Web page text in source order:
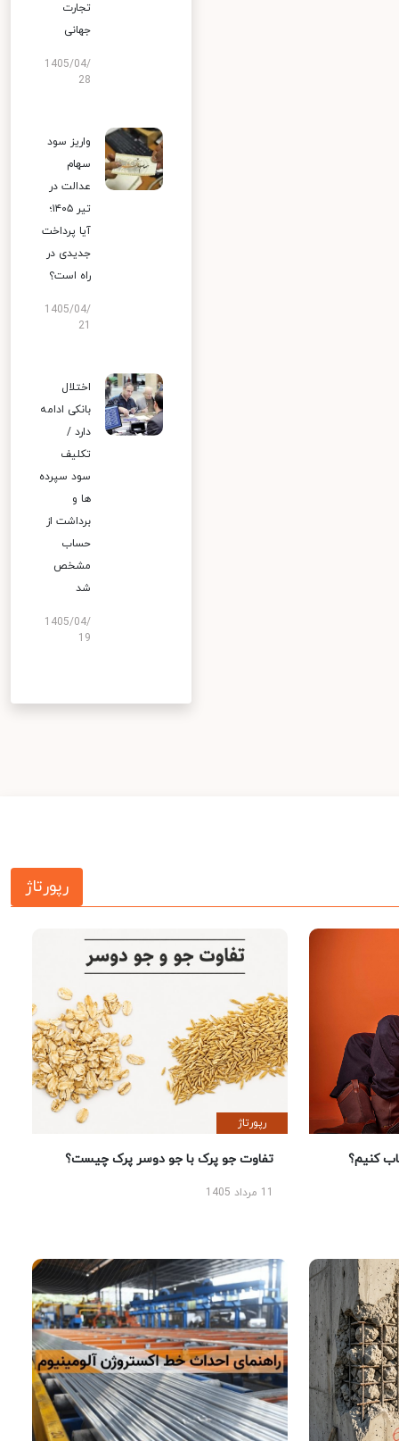
تجارت
جهانی
1405/04/
28
واریز سود
سهام
عدالت در
تیر ۱۴۰۵؛
آیا پرداخت
جدیدی در
راه است؟
1405/04/
اختلال
بانکی ادامه
دارد /
تکلیف
سود سپرده
ها و
برداشت از
حساب
مشخص
شد
1405/04/
19
رپورتاژ
کنیم؟
رپورتاژ
تفاوت جو پرک با جو دوسر پرک چیست؟